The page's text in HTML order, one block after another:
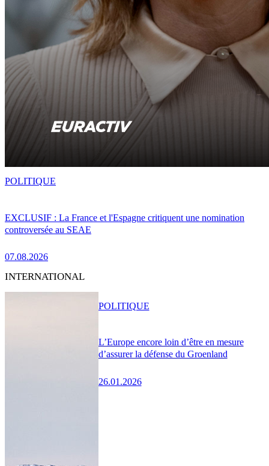
EXCLUSIF : La France et l'Espagne critiquent une nomination
controversée au SEAE
07.08.2026
POLITIQUE
INTERNATIONAL
L’Europe encore loin d’être en mesure
d’assurer la défense du Groenland
26.01.2026
POLITIQUE